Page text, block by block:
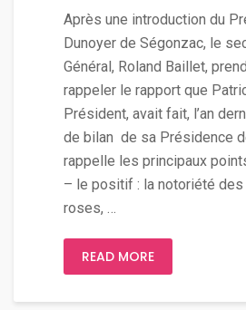
Après une introduction du
Dunoyer de Ségonzac, le
Général, Roland Baillet,
rappeler le rapport que
Président, avait fait, l’an
de bilan de sa Présidence
rappelle les principaux
– le positif : la notoriété
roses, …
READ MORE